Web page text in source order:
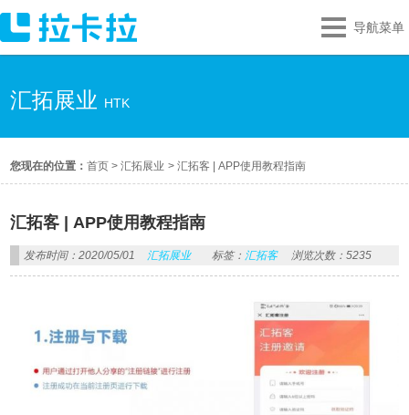
导航菜单
汇拓展业 HTK
您现在的位置：首页 >汇拓展业 >汇拓客 | APP使用教程指南
汇拓客 | APP使用教程指南
发布时间：2020/05/01 汇拓展业 标签： 汇拓客 浏览次数：5235